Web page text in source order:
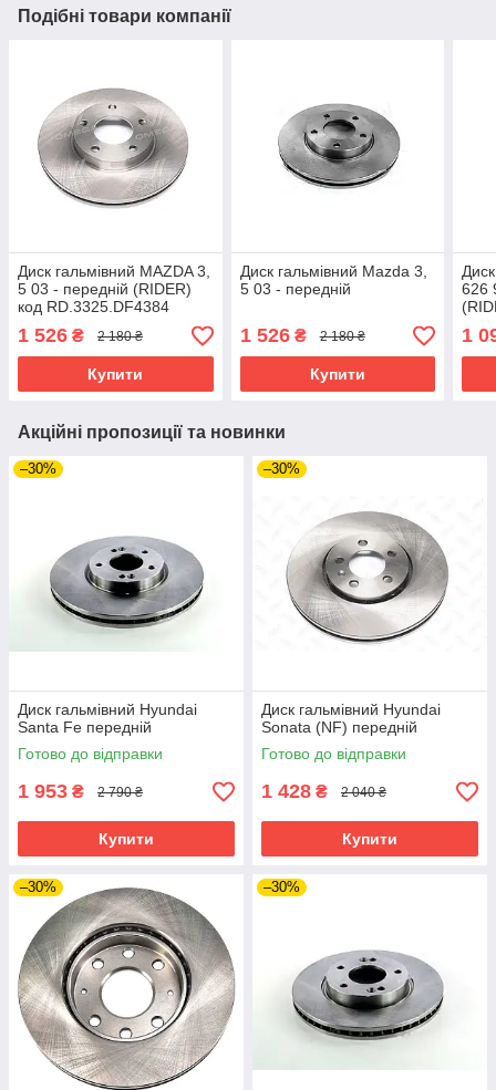
Подібні товари компанії
Диск гальмівний MAZDA 3,
5 03 - передній (RIDER)
код RD.3325.DF4384
1 526 ₴ 2 180 ₴
Купити
Диск гальмівний Mazda 3,
5 03 - передній
1 526₴ 2 180 ₴
Купити
626
1
Акційні пропозиції та новинки
–30%
Диск гальмівний Hyundai
Santa Fe передній
Готово до відправки
1 953 ₴ 2 790 ₴
Купити
–30%
Диск гальмівний Hyundai
Sonata (NF) передній
Готово до відправки
1 428 ₴ 2 040 ₴
Купити
–30% –30%